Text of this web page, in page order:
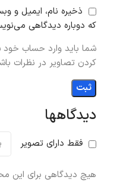
دیدگاهها
فقط دارای تصویر
هیچ دیدگاهی برای این
ذخیره نام، ایمیل و
که دوباره دیدگاهی
شما باید وارد حساب خود
کردن تصاویر در نظرات